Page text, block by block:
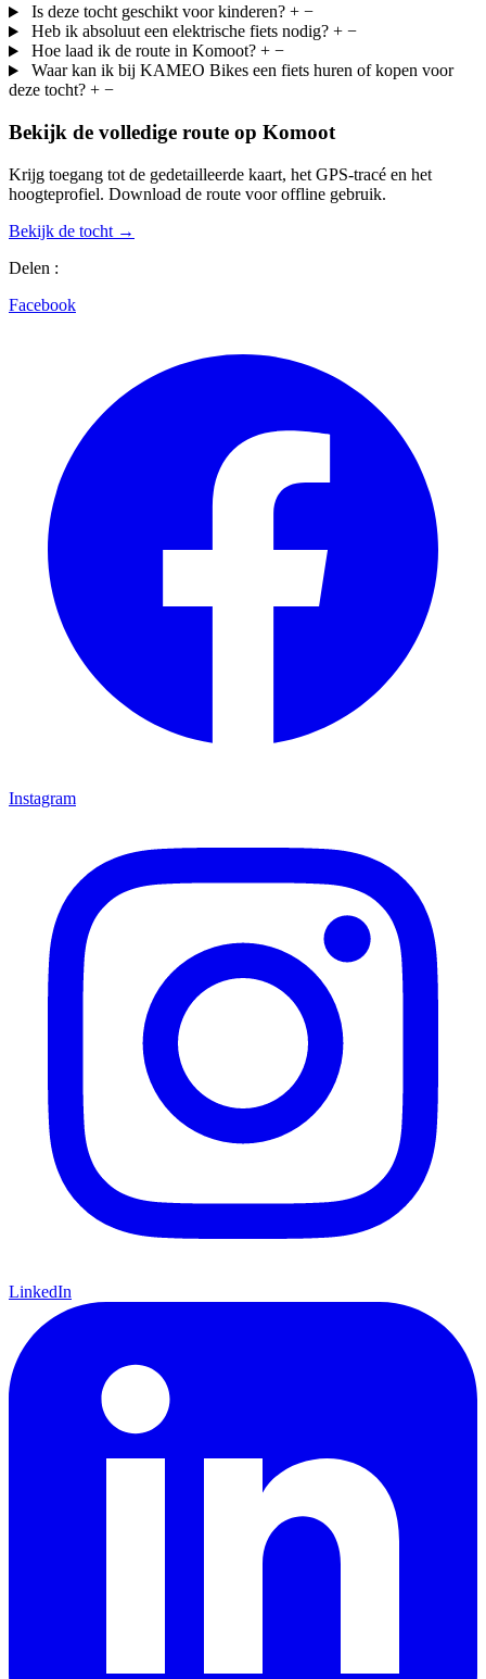
Is deze tocht geschikt voor kinderen? + −
Heb ik absoluut een elektrische fiets nodig? + −
Hoe laad ik de route in Komoot? + −
Waar kan ik bij KAMEO Bikes een fiets huren of kopen voor
deze tocht? + −
Bekijk de volledige route op Komoot
Krijg toegang tot de gedetailleerde kaart, het GPS-tracé en het
hoogteprofiel. Download de route voor offline gebruik.
Bekijk de tocht →
Delen :
Facebook
Instagram
LinkedIn